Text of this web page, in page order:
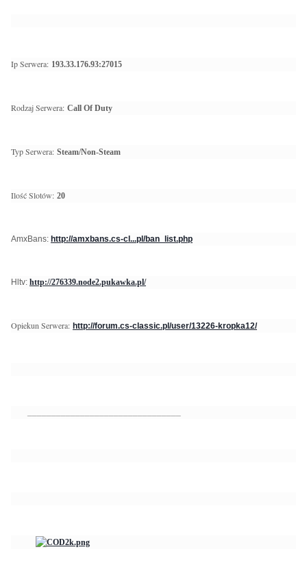
Ip Serwera: 193.33.176.93:27015
Rodzaj Serwera: Call Of Duty
Typ Serwera: Steam/Non-Steam
Ilość Slotów: 20
AmxBans: http://amxbans.cs-cl...pl/ban_list.php
Hltv: http://276339.node2.pukawka.pl/
Opiekun Serwera: http://forum.cs-classic.pl/user/13226-kropka12/